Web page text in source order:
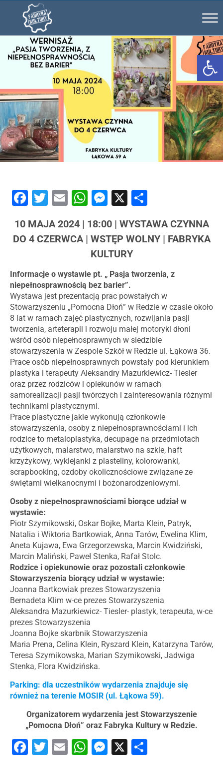
Facebook
Twitter
EmailWhatsApp
Messenger
X
10 MAJA 2024 | 18:00 | WYSTAWA CZYNNA
DO 4 CZERWCA | WSTĘP WOLNY | FABRYKA
KULTURY
Informacje o wystawie pt. „ Pasja tworzenia, z
niepełnosprawnością bez barier”.
Wystawa jest prezentacją prac powstałych w
Stowarzyszeniu „Pomocna Dłoń” w Redzie w czasie około
8 lat w ramach zajęć plastycznych, rozwijania pasji
tworzenia, arteterapii i rozwoju małej motoryki dłoni
wśród osób niepełnosprawnych w siedzibie
stowarzyszenia w Zespole Szkół w Redzie ul. Łąkowa 36.
Prace osób niepełnosprawnych powstały pod kierunkiem
plastyka i terapeuty Aleksandry Mazurkiewicz- Tiesler
oraz przez rodziców i opiekunów w ramach
samorealizacji pasji twórczych i zainteresowania różnymi
technikami plastycznymi.
Prace plastyczne jakie wykonują członkowie
stowarzyszenia, osoby z niepełnosprawnościami i ich
rodzice to metaloplastyka, decupage na przedmiotach
użytkowych, malarstwo, malarstwo na szkle, haft
krzyżykowy, wyklejanki z plasteliny, kolorowanki,
scrapbooking, ozdoby okolicznościowe związane ze
świętami wielkanocnymi i bożonarodzeniowymi.
Osoby z niepełnosprawnościami biorące udział w
wystawie:
Piotr Szymikowski, Oskar Bojke, Marta Klein, Patryk,
Natalia i Wiktoria Bartkowiak, Anna Tarów, Ewelina Klim,
Aneta Kujawa, Ewa Grzegorzewska, Marcin Kwidziński,
Marcin Maliński, Paweł Stenka, Rafał Stolc.
Rodzice i opiekunowie oraz pozostali członkowie
Stowarzyszenia biorący udział w wystawie:
Joanna Bartkowiak prezes Stowarzyszenia
Bernadeta Klim w-ce prezes Stowarzyszenia
Aleksandra Mazurkiewicz- Tiesler- plastyk, terapeuta, w-ce
prezes Stowarzyszenia
Joanna Bojke skarbnik Stowarzyszenia
Maria Prena, Celina Klein, Ryszard Klein, Katarzyna Tarów,
Teresa Szymikowska, Marian Szymikowski, Jadwiga
Stenka, Flora Kwidzińska.
Parking: dla uczestników wydarzenia znajduje się
również na terenie MOSIR (ul. Łąkowa 59).
Organizatorem wydarzenia jest Stowarzyszenie
„Pomocna Dłoń” oraz Fabryka Kultury w Redzie.
Facebook
Twitter
EmailWhatsApp
Messenger
X